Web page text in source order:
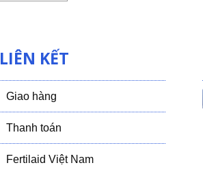
LIÊN KẾT
Giao hàng
Thanh toán
Fertilaid Việt Nam